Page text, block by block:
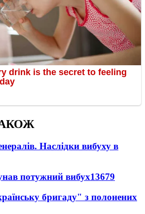
Наслідки вибуху в
потужний вибух13679
бригаду" з полонених